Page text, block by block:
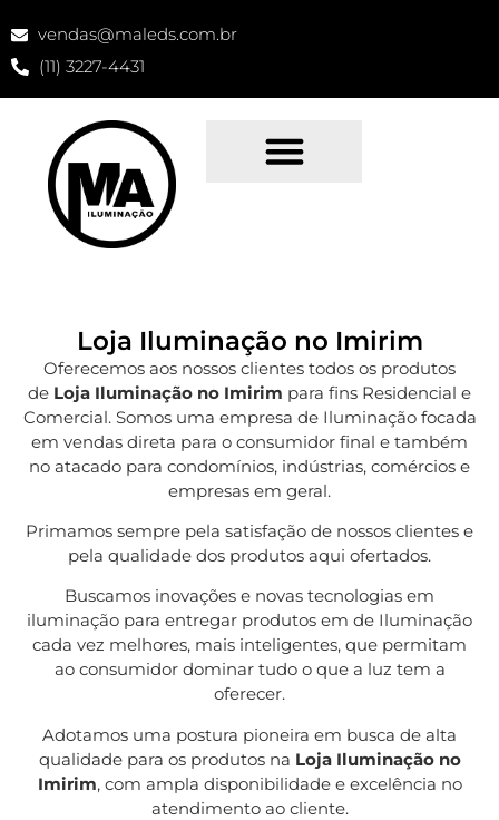
vendas@maleds.com.br
(11) 3227-4431
Loja Iluminação no Imirim
Oferecemos aos nossos clientes todos os produtos
de Loja Iluminação no Imirim para fins Residencial e
Comercial. Somos uma empresa de Iluminação focada
em vendas direta para o consumidor final e também
no atacado para condomínios, indústrias, comércios e
empresas em geral.
Primamos sempre pela satisfação de nossos clientes e
pela qualidade dos produtos aqui ofertados.
Buscamos inovações e novas tecnologias em
iluminação para entregar produtos em de Iluminação
cada vez melhores, mais inteligentes, que permitam
ao consumidor dominar tudo o que a luz tem a
oferecer.
Adotamos uma postura pioneira em busca de alta
qualidade para os produtos na Loja Iluminação no
Imirim, com ampla disponibilidade e excelência no
atendimento ao cliente.